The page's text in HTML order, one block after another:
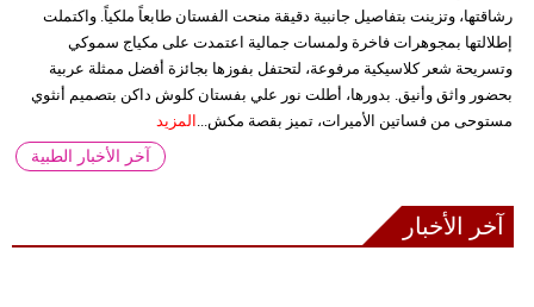
رشاقتها، وتزينت بتفاصيل جانبية دقيقة منحت الفستان طابعاً ملكياً. واكتملت
إطلالتها بمجوهرات فاخرة ولمسات جمالية اعتمدت على مكياج سموكي
وتسريحة شعر كلاسيكية مرفوعة، لتحتفل بفوزها بجائزة أفضل ممثلة عربية
بحضور واثق وأنيق. بدورها، أطلت نور علي بفستان كلوش داكن بتصميم أنثوي
مستوحى من فساتين الأميرات، تميز بقصة مكش...
المزيد
آخر الأخبار الطبية
آخر الأخبار